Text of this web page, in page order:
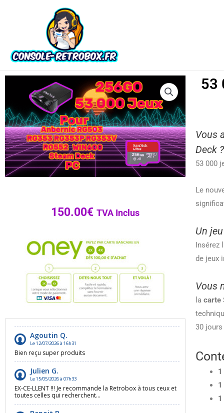
150.00€ TVA Inclus
53
Vous
Deck ?
53 000
Le
Un
Insérez
de jeux
Vous
lacarte
30